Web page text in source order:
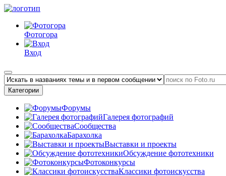
Фотогора
Вход
Категории
Форумы
Галерея фотографий
Сообщества
Барахолка
Выставки и проекты
Обсуждение фототехники
Фотоконкурсы
Классики фотоискусства